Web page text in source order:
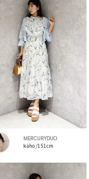
MERCURYDUO
kaho /151cm